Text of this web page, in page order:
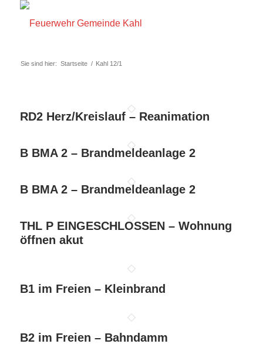
Sie sind hier: Startseite / Kahl 12/1
RD2 Herz/Kreislauf – Reanimation
B BMA 2 – Brandmeldeanlage 2
B BMA 2 – Brandmeldeanlage 2
THL P EINGESCHLOSSEN – Wohnung
öffnen akut
B1 im Freien – Kleinbrand
B2 im Freien – Bahndamm